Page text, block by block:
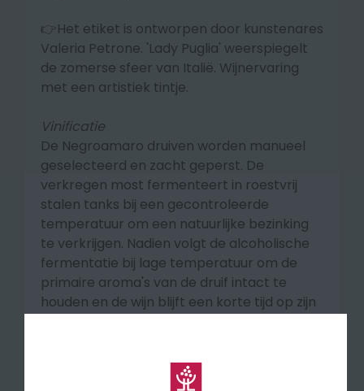
👉Het etiket is ontworpen door kunstenares
Valeria Petrone. 'Lady Puglia' weerspiegelt
de zomerse sfeer van Italië. Wijnervaring
met een artistiek tintje.
Vinificatie
De Negroamaro druiven worden manueel
geselecteerd en zacht geperst. De
verkregen most fermenteert in roestvrij
stalen tanks bij een gecontroleerde
temperatuur om een natuurlijke bezinking
te verkrijgen. Nadien volgt de alcoholische
fermentatie bij lage temperatuur om de
primaire aroma's van de druif intact te
houden en de wijn blijft een korte tijd op zijn
Calafuria 2025 heeft een zachte